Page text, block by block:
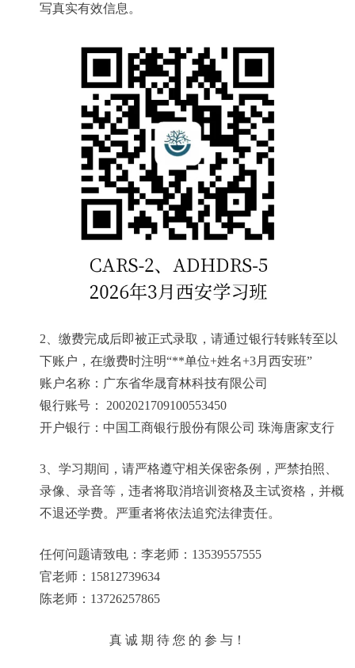
写真实有效信息。
2 、缴费完成后即被正式录取，请通过银行转账转至以
下账户，在缴费时注明“**单位+姓名+3月西安班”
账户名称：广东省华晟育林科技有限公司
银行账号： 2002021709100553450
开户银行：中国工商银行股份有限公司 珠海唐家支行
3 、学习期间，请严格遵守相关保密条例，严禁拍照、
录像、录音等，违者将取消培训资格及主试资格，并概
不退还学费。严重者将依法追究法律责任。
任何问题请致电：李老师：13539557555
官老师：15812739634
陈老师：13726257865
真 诚 期 待 您 的 参 与！